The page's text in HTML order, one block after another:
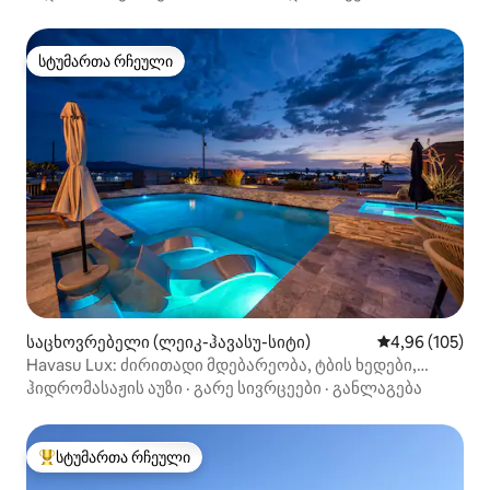
სტუმართა რჩეული
სტუმართა რჩეული
საცხოვრებელი (ლეიკ-ჰავასუ-სიტი) საშუალო
4,96 (105)
Havasu Lux: ძირითადი მდებარეობა, ტბის ხედები,
აუზი+სპა
ჰიდრომასაჟის აუზი · გარე სივრცეები · განლაგება
სტუმართა რჩეული მოწინავე ვარიანტი
სტუმართა რჩეული